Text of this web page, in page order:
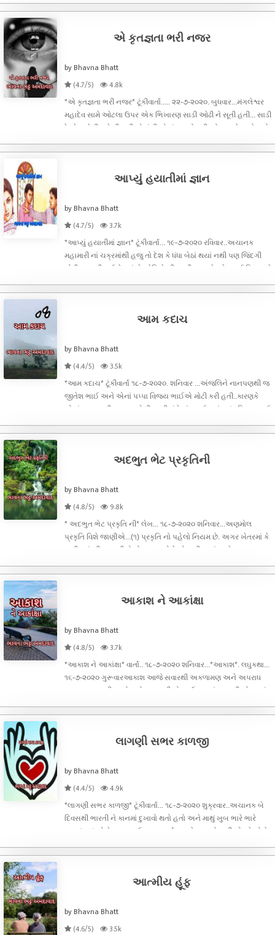
એ કૃતજ્ઞતા ભરી નજર
by Bhavna Bhatt
(4.7/5)
4.8k
*એ કૃતજ્ઞતા ભરી નજર* ટૂંકીવાર્તા..... ૨૨-૭-૨૦૨૦. બુધવાર...મંગલેશ્વર
મહાદેવ સામે ઓટલા ઉપર એક ભિખારણ સાડી ઓઢી ને સૂતી હતી... સાડી
ઠેકઠેકાણેથી ફાટેલી હતી એમાંથી એનાં અડધો શરીરનો ભાગ દેખાતો હતો
વાતો ક
આપ્યું હયાતીમાં જ્ઞાન
by Bhavna Bhatt
(4.7/5)
3.7k
*આપ્યું હયાતીમાં જ્ઞાન* ટૂંકીવાર્તા... ૧૯-૭-૨૦૨૦ રવિવાર..અચાનક
મહામારી નાં ચક્રમાંથી હજુ ‌તો દેશ કે ધંધા બેઠાં થયાં નથી પણ જિંદગી
થોડી ધબકતી થઈ છે..સાંજે ઓફિસે થી આવી અજયે ફ્રેશ થઈ પ્રિયા ને
આમ કદાચ
by Bhavna Bhatt
(4.4/5)
3.5k
*આમ કદાચ*‌ ટૂંકીવાર્તા ૧૮-૭-૨૦૨૦. શનિવાર ...અંજલિને નાનપણથી જ
જીતેશ ભાઈ અને એનાં પપ્પા વિજય ભાઈએ મોટી કરી હતી..કારણકે
એનાં જન્મ પછી તરતજ એની મમ્મી નું દેહાંત થઈ ગયું હતું...વિજયભાઈ
ગણાવી..અંજલિ વીસ વર્ષની જ હ
અદભુત ભેટ પ્રકૃતિની
by Bhavna Bhatt
(4.8/5)
9.8k
* અદભુત ભેટ પ્રકૃતિ ની* લેખ... ૧૮-૭-૨૦૨૦ શનિવાર...અણમોલ
પ્રકૃતિ વિશે જાણીએ...(૧) પ્રકૃતિ નો પહેલો નિયમ છે. અગર ખેતરમાં કે
જમીનમાં બીજ નાખીએ તો કુદરત એને એક બીજ નાં અનેક ફળ ફૂલ
દે છે.!એજ રીતે
આકાશ ને આકાંક્ષા
by Bhavna Bhatt
(4.8/5)
3.7k
*આકાશ ને આકાંક્ષા* વાર્તા.. ૧૮-૭-૨૦૨૦ શનિવાર...*આકાશ*. લઘુકથા...
૧૬-૭-૨૦૨૦ ગુરૂવારઆકાશ આજે સવારથી અકળામણ અને અપરાધ
ભાવના અનુભવી રહ્યો હતો જ્યારથી લોકડાઉન થયું ત્યારથી એ ઘરમાં
એટલે એણે આ પિતાજી ની ના
લાગણી સભર કાળજી
by Bhavna Bhatt
(4.4/5)
4.9k
*લાગણી સભર કાળજી* ટૂંકીવાર્તા... ૧૮-૭-૨૦૨૦ શુક્રવાર..અચાનક બે
દિવસથી ભારતી ને કાનમાં દુખાવો થતો હતો અને માથું ખુબ ભારે ભારે
લાગતું હતું એણે ઘરગથ્થુ ઉપચાર કર્યા પણ ફેર પડ્યો નહીં એટલે એણે
આત્મીય હૂંફ
by Bhavna Bhatt
(4.6/5)
3.5k